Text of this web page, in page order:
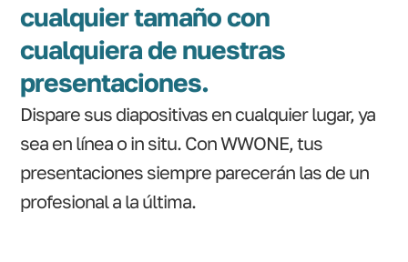
cualquier tamaño con
cualquiera de nuestras
presentaciones.
Dispare sus diapositivas en cualquier lugar, ya
sea en línea o in situ. Con WWONE, tus
presentaciones siempre parecerán las de un
profesional a la última.